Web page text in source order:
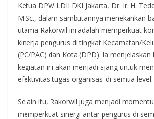
Ketua DPW LDII DKI Jakarta, Dr. Ir. H.
M.Sc., dalam sambutannya menekankan
utama Rakorwil ini adalah memperkuat
kinerja pengurus di tingkat Kecamatan/
(PC/PAC) dan Kota (DPD). Ia menjelaskan
kegiatan ini akan menjadi ajang untuk
efektivitas tugas organisasi di semua level.
Selain itu, Rakorwil juga menjadi
memperkuat sinergi antar pengurus di